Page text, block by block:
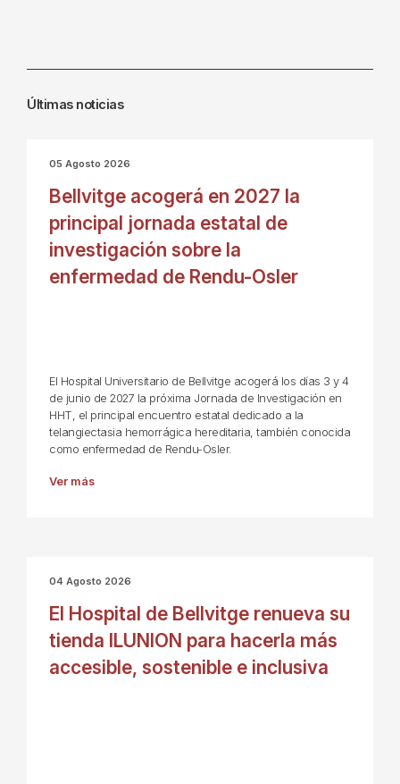
Últimas noticias
05 Agosto 2026
Bellvitge acogerá en 2027 la
principal jornada estatal de
investigación sobre la
enfermedad de Rendu-Osler
El Hospital Universitario de Bellvitge acogerá los días 3 y 4
de junio de 2027 la próxima Jornada de Investigación en
HHT, el principal encuentro estatal dedicado a la
telangiectasia hemorrágica hereditaria, también conocida
como enfermedad de Rendu-Osler.
Ver más
04 Agosto 2026
El Hospital de Bellvitge renueva su
tienda ILUNION para hacerla más
accesible, sostenible e inclusiva